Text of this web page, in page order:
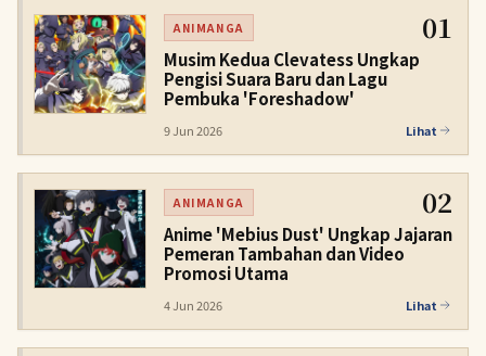
ANIMANGA 01
Musim Kedua Clevatess Ungkap
Pengisi Suara Baru dan Lagu
Pembuka 'Foreshadow'
9 Jun 2026 Lihat
ANIMANGA 02
Anime 'Mebius Dust' Ungkap Jajaran
Pemeran Tambahan dan Video
Promosi Utama
4 Jun 2026 Lihat